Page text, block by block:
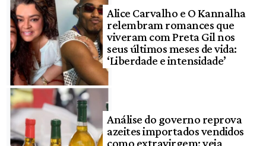
Alice Carvalho e O Kannalha
relembram romances que
viveram com Preta Gil nos
seus últimos meses de vida:
‘Liberdade e intensidade’
Análise do governo reprova
azeites importados vendidos
como extravirgem; veja